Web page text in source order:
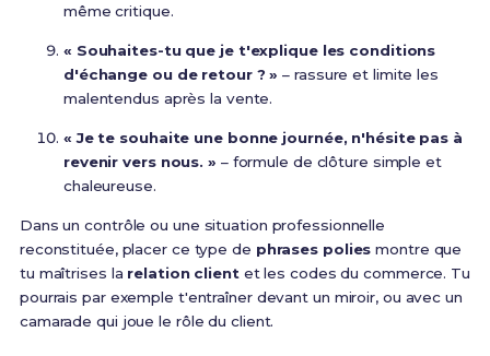
même critique.
« Souhaites-tu que je t'explique les conditions
d'échange ou de retour ? » – rassure et limite les
malentendus après la vente.
« Je te souhaite une bonne journée, n'hésite pas à
revenir vers nous. » – formule de clôture simple et
chaleureuse.
Dans un contrôle ou une situation professionnelle
reconstituée, placer ce type de phrases polies montre que
tu maîtrises la relation clientet les codes du commerce. Tu
pourrais par exemple t'entraîner devant un miroir, ou avec un
camarade qui joue le rôle du client.